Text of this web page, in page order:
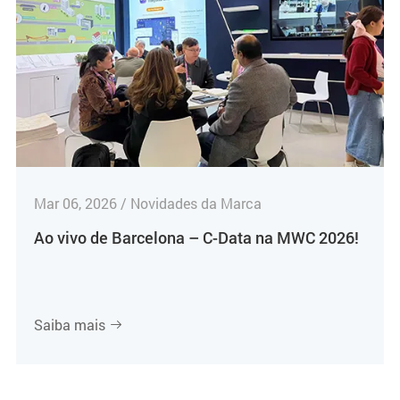
Mar 06, 2026 / Novidades da Marca
Ao vivo de Barcelona – C-Data na MWC 2026!
Saiba mais 